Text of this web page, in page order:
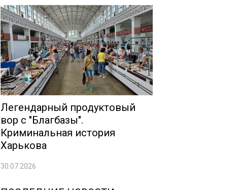
Легендарный продуктовый
вор с "Благбазы".
Криминальная история
Харькова
30.07.2026